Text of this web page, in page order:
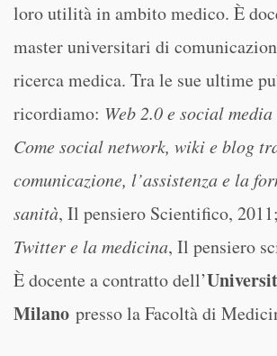
loro utilità in ambito medico. È
master universitari di
ricerca medica. Tra le sue ultime
ricordiamo: Web 2.0 e social
Come social network, wiki e blog
comunicazione, l’assistenza e la
sanità, Il pensiero Scientifico, 2011;
Twitter e la medicina, Il pensiero
È docente a contratto dell’
Milano presso la Facoltà di